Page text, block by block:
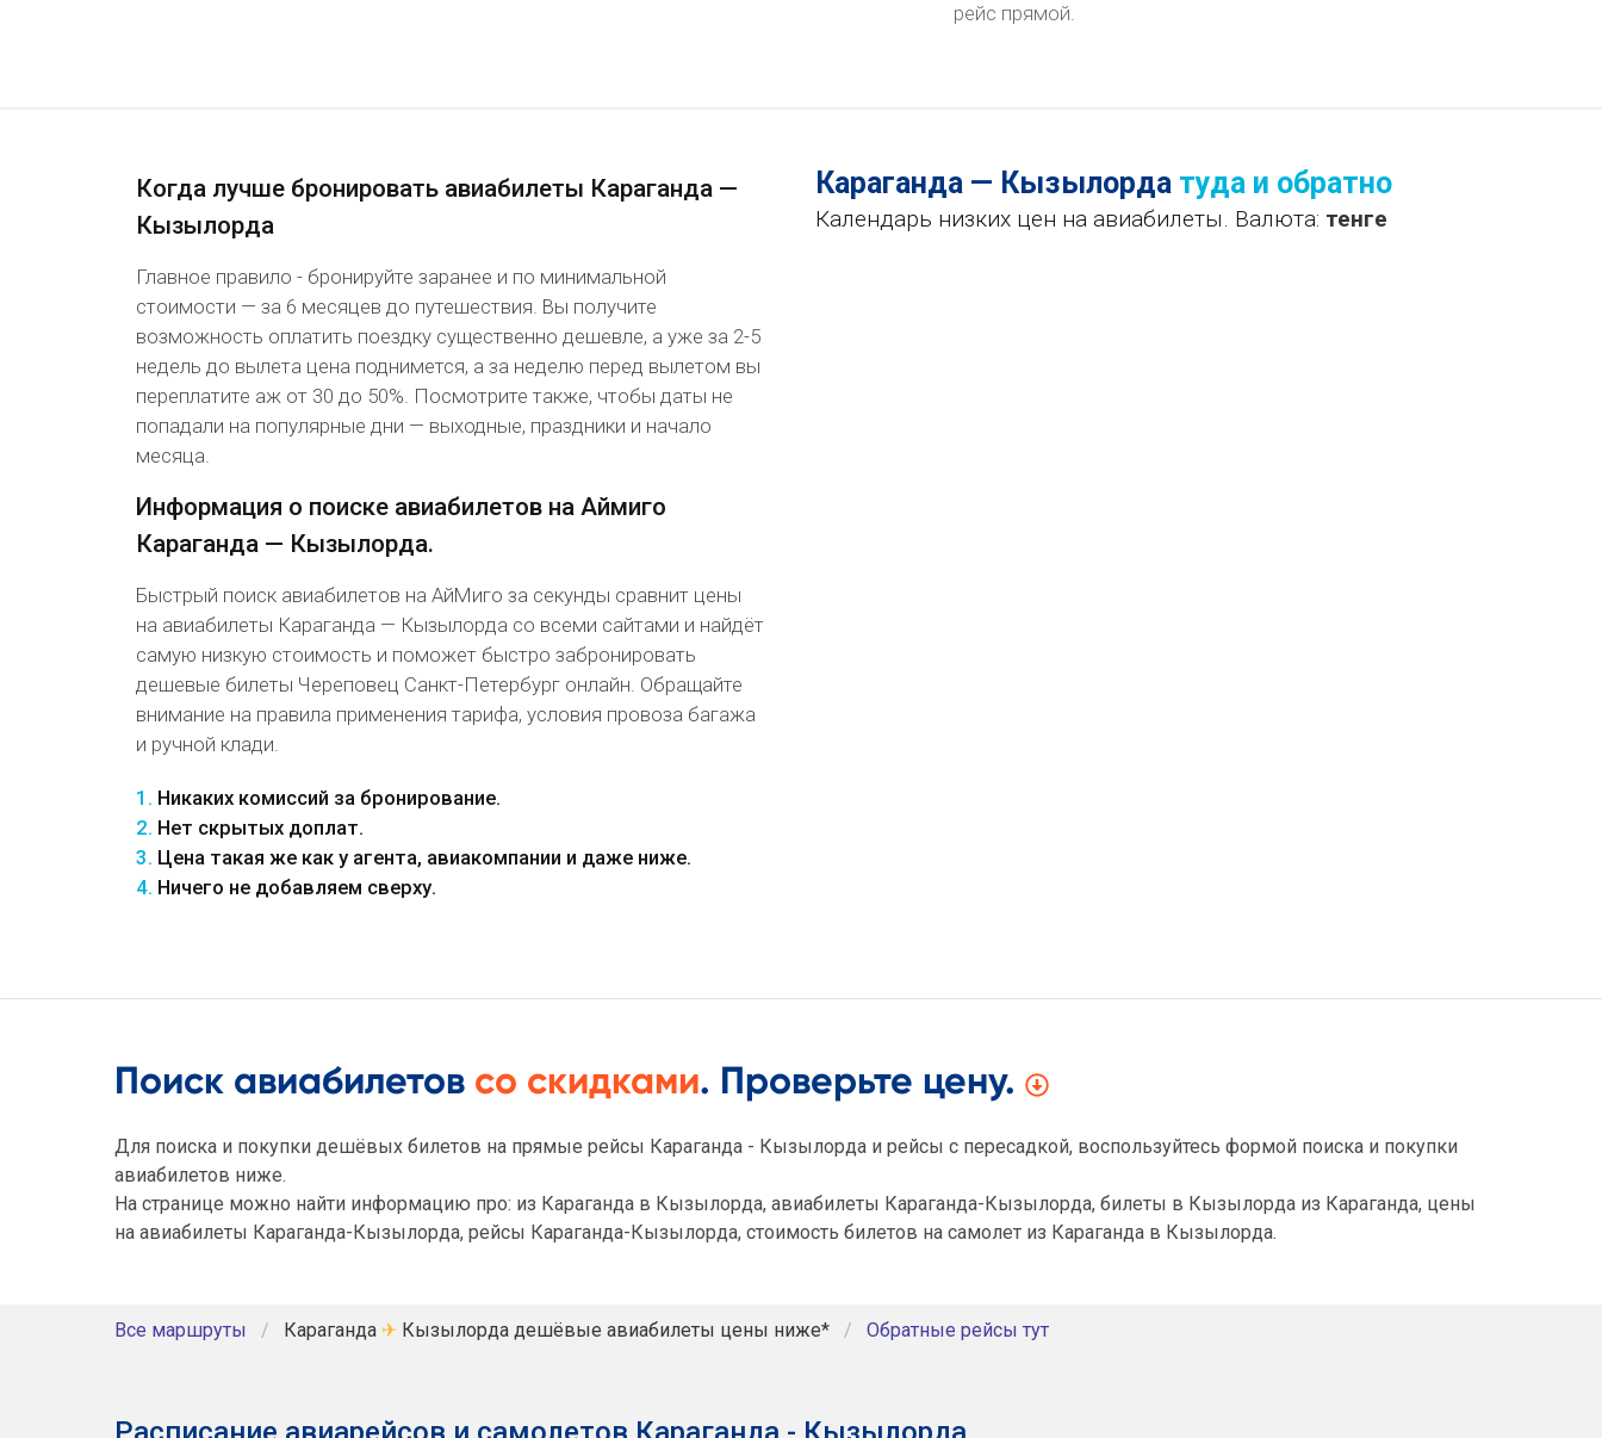
рейс прямой.
Когда лучше бронировать авиабилеты Караганда —
Кызылорда
Главное правило - бронируйте заранее и по минимальной
стоимости — за 6 месяцев до путешествия. Вы получите
возможность оплатить поездку существенно дешевле, а уже за 2-5
недель до вылета цена поднимется, а за неделю перед вылетом вы
переплатите аж от 30 до 50%. Посмотрите также, чтобы даты не
попадали на популярные дни — выходные, праздники и начало
месяца.
Информация о поиске авиабилетов на Аймиго
Караганда — Кызылорда.
Быстрый поиск авиабилетов на АйМиго за секунды сравнит цены
на авиабилеты Караганда — Кызылорда со всеми сайтами и найдёт
самую низкую стоимость и поможет быстро забронировать
дешевые билеты Череповец Санкт-Петербург онлайн. Обращайте
внимание на правила применения тарифа, условия провоза багажа
и ручной клади.
1. Никаких комиссий за бронирование.
2. Нет скрытых доплат.
3. Цена такая же как у агента, авиакомпании и даже ниже.
4. Ничего не добавляем сверху.
Караганда — Кызылорда туда и обратно
Календарь низких цен на авиабилеты. Валюта: тенге
Поиск авиабилетов со скидками. Проверьте цену.
Для поиска и покупки дешёвых билетов на прямые рейсы Караганда - Кызылорда и рейсы с пересадкой, воспользуйтесь формой поиска и покупки
авиабилетов ниже.
На странице можно найти информацию про: из Караганда в Кызылорда, авиабилеты Караганда-Кызылорда, билеты в Кызылорда из Караганда, цены
на авиабилеты Караганда-Кызылорда, рейсы Караганда-Кызылорда, стоимость билетов на самолет из Караганда в Кызылорда.
Все маршруты Караганда ✈ Кызылорда дешёвые авиабилеты цены ниже* Обратные рейсы тут